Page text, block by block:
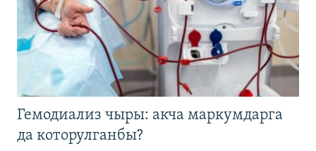
Гемодиализ чыры: акча маркумдарга
да которулганбы?